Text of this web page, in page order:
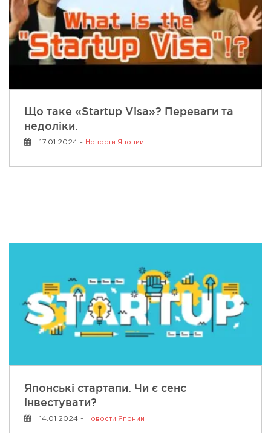
Що таке «Startup Visa»? Переваги та
недоліки.
17.01.2024 - Новости Японии
Японські стартапи. Чи є сенс
інвестувати?
14.01.2024 - Новости Японии